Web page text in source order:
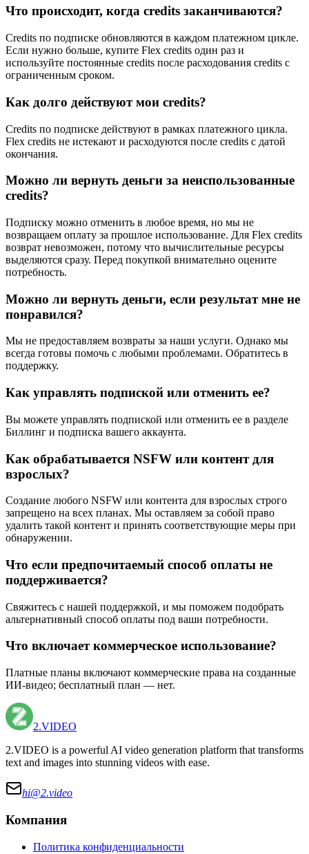
Что происходит, когда credits заканчиваются?
Credits по подписке обновляются в каждом платежном цикле.
Если нужно больше, купите Flex credits один раз и
используйте постоянные credits после расходования credits с
ограниченным сроком.
Как долго действуют мои credits?
Credits по подписке действуют в рамках платежного цикла.
Flex credits не истекают и расходуются после credits с датой
окончания.
Можно ли вернуть деньги за неиспользованные
credits?
Подписку можно отменить в любое время, но мы не
возвращаем оплату за прошлое использование. Для Flex credits
возврат невозможен, потому что вычислительные ресурсы
выделяются сразу. Перед покупкой внимательно оцените
потребность.
Можно ли вернуть деньги, если результат мне не
понравился?
Мы не предоставляем возвраты за наши услуги. Однако мы
всегда готовы помочь с любыми проблемами. Обратитесь в
поддержку.
Как управлять подпиской или отменить ее?
Вы можете управлять подпиской или отменить ее в разделе
Биллинг и подписка вашего аккаунта.
Как обрабатывается NSFW или контент для
взрослых?
Создание любого NSFW или контента для взрослых строго
запрещено на всех планах. Мы оставляем за собой право
удалить такой контент и принять соответствующие меры при
обнаружении.
Что если предпочитаемый способ оплаты не
поддерживается?
Свяжитесь с нашей поддержкой, и мы поможем подобрать
альтернативный способ оплаты под ваши потребности.
Что включает коммерческое использование?
Платные планы включают коммерческие права на созданные
ИИ-видео; бесплатный план — нет.
2.VIDEO
2.VIDEO is a powerful AI video generation platform that transforms
text and images into stunning videos with ease.
hi@2.video
Компания
Политика конфиденциальности